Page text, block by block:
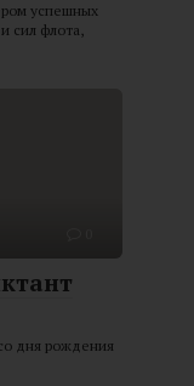
успешных
сил флота,
дня рождения